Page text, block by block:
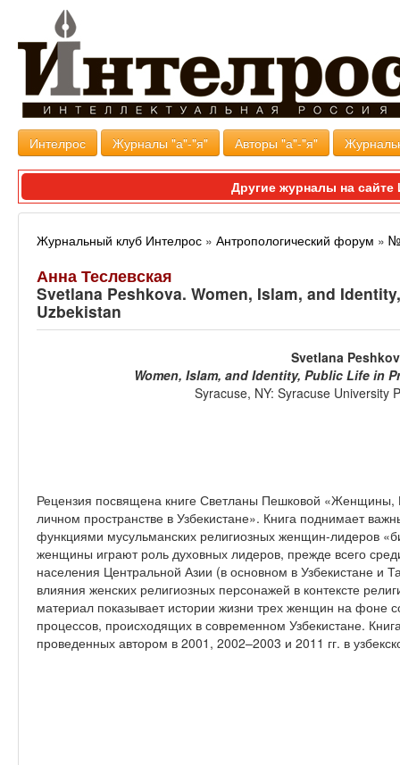
Интелрос Журналы "а"-"я" Авторы "а"-"я"
Другие журналы на
Журнальный клуб Интелрос » Антропологический форум »
Анна Теслевская
Svetlana Peshkova. Women, Islam, and
Uzbekistan
Svetlana
Women, Islam, and Identity, Public Life in
Syracuse, NY: Syracuse University
Рецензия посвящена книге Светланы Пешковой «Женщины,
личном пространстве в Узбекистане». Книга поднимает
функциями мусульманских религиозных женщин-лидеров
женщины играют роль духовных лидеров, прежде всего
населения Центральной Азии (в основном в Узбекистане и
влияния женских религиозных персонажей в контексте
материал показывает истории жизни трех женщин на фоне
процессов, происходящих в современном Узбекистане.
проведенных автором в 2001, 2002–2003 и 2011 гг. в